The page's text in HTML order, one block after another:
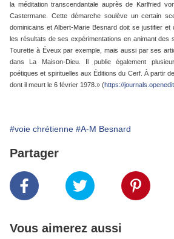
la méditation transcendantale auprès de Karlfried
Castermane. Cette démarche soulève un certain
dominicains et Albert-Marie Besnard doit se justifier
les résultats de ses expérimentations en animant des
Tourette à Éveux par exemple, mais aussi par ses
dans La Maison-Dieu. Il publie également
poétiques et spirituelles aux Éditions du Cerf. À partir
dont il meurt le 6 février 1978.» (https://
#voie chrétienne #A-M Besnard
Partager
Vous aimerez aussi